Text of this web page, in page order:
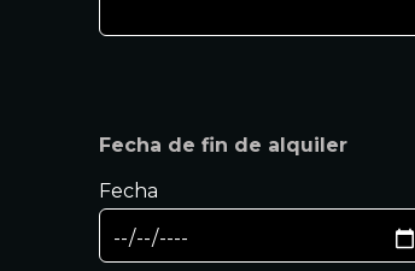
Fecha de fin de alquiler
Fecha